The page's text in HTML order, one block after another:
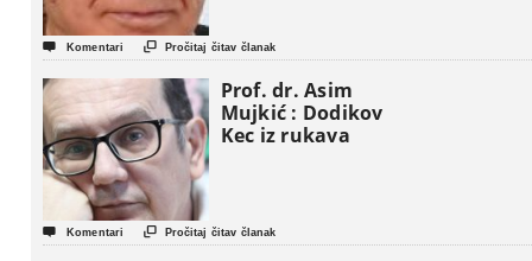
 Komentari  Pročitaj čitav članak
Prof. dr. Asim
Mujkić : Dodikov
Kec iz rukava
 Komentari  Pročitaj čitav članak